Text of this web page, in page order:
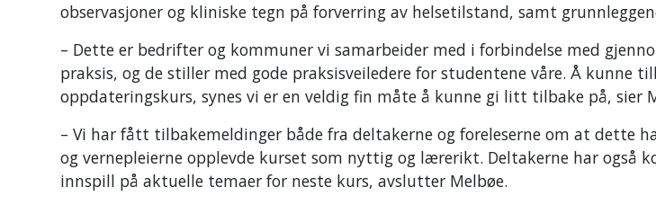
observasjoner og kliniske tegn på forverring av helsetilstand, samt
– Dette er bedrifter og kommuner vi samarbeider med i forbindelse med
praksis, og de stiller med gode praksisveiledere for studentene våre. Å kunne
oppdateringskurs, synes vi er en veldig fin måte å kunne gi litt tilbake på, sier
– Vi har fått tilbakemeldinger både fra deltakerne og foreleserne om at dette
og vernepleierne opplevde kurset som nyttig og lærerikt. Deltakerne har også
innspill på aktuelle temaer for neste kurs, avslutter Melbøe.